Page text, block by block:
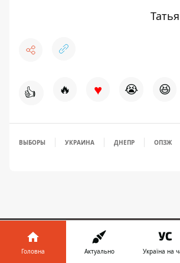
👍 🔥 ♥ 😭 😆
ВЫБОРЫ УКРАИНА ДНЕПР ОПЗЖ
ЗАПРОПОНУВАТИ
Головна Актуально Україна на